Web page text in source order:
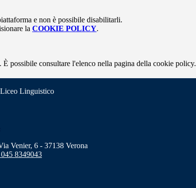
e non è possibile disabilitarli.
la COOKIE POLICY.
possibile consultare l'elenco nella pagina della cookie policy.
Linguistico
Venier, 6 - 37138 Verona
8349043